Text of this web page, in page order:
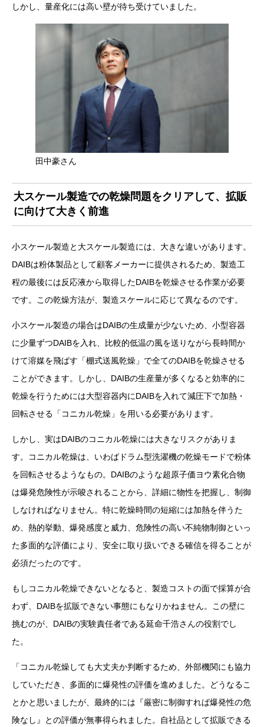
しかし、量産化には高い壁が待ち受けていました。
田中豪さん
大スケール製造での乾燥問題をクリアして、拡販
に向けて大きく前進
小スケール製造と大スケール製造には、大きな違いがあります。
DAIBは粉体製品として顧客メーカーに提供されるため、製造工
程の最後には反応液から取得したDAIBを乾燥させる作業が必要
です。この乾燥方法が、製造スケールに応じて異なるのです。
小スケール製造の場合はDAIBの生成量が少ないため、小型容器
に少量ずつDAIBを入れ、比較的低温の風を送りながら長時間か
けて溶媒を飛ばす「棚式送風乾燥」で全てのDAIBを乾燥させる
ことができます。しかし、DAIBの生産量が多くなると効率的に
乾燥を行うためには大型容器内にDAIBを入れて減圧下で加熱・
回転させる「コニカル乾燥」を用いる必要があります。
しかし、実はDAIBのコニカル乾燥には大きなリスクがありま
す。コニカル乾燥は、いわばドラム型洗濯機の乾燥モードで粉体
を回転させるようなもの。DAIBのような超原子価ヨウ素化合物
は爆発危険性が示唆されることから、詳細に物性を把握し、制御
しなければなりません。特に乾燥時間の短縮には加熱を伴うた
め、熱的挙動、爆発感度と威力、危険性の高い不純物制御といっ
た多面的な評価により、安全に取り扱いできる確信を得ることが
必須だったのです。
もしコニカル乾燥できないとなると、製造コストの面で採算が合
わず、DAIBを拡販できない事態にもなりかねません。この壁に
挑むのが、DAIBの実験責任者である延命千浩さんの役割でし
た。
「コニカル乾燥しても大丈夫か判断するため、外部機関にも協力
していただき、多面的に爆発性の評価を進めました。どうなるこ
とかと思いましたが、最終的には『厳密に制御すれば爆発性の危
険なし』との評価が無事得られました。自社品として拡販できる